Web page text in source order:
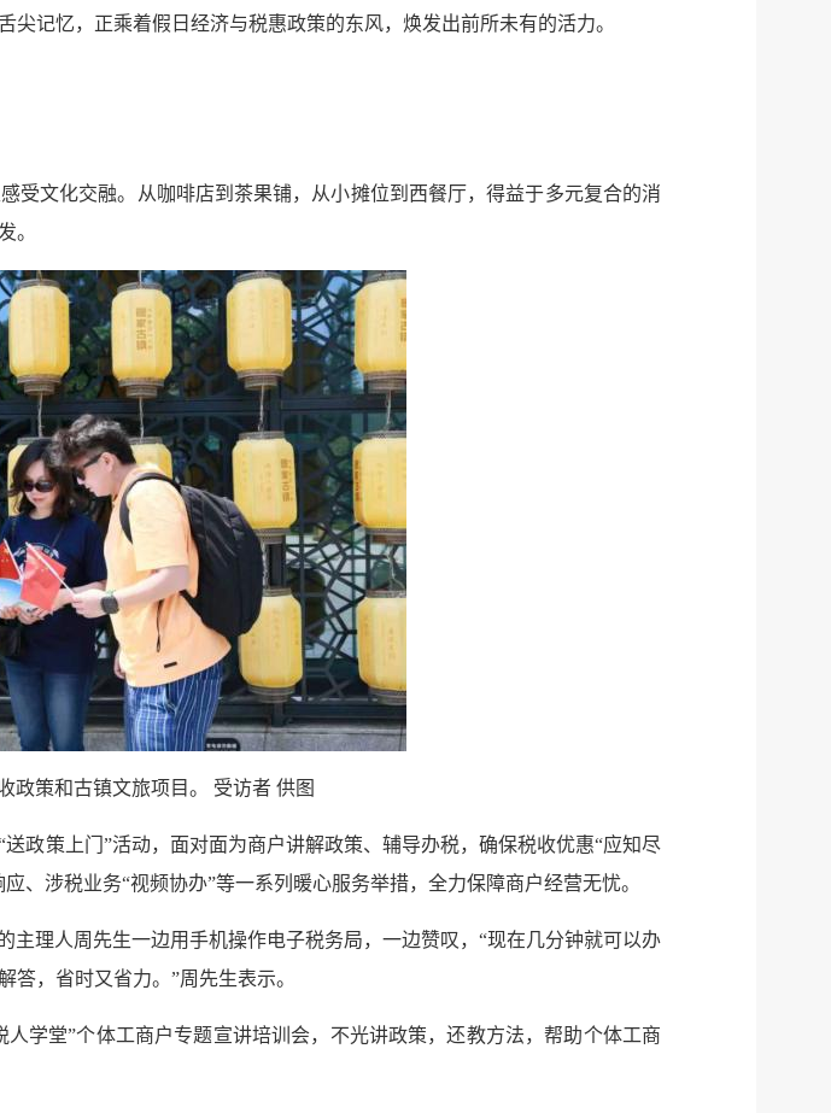
记忆，正乘着假日经济与税惠政策的东风，焕发出前所未有的活力。
受文化交融。从咖啡店到茶果铺，从小摊位到西餐厅，得益于多元复合的消
。
政策和古镇文旅项目。 受访者 供图
政策上门”活动，面对面为商户讲解政策、辅导办税，确保税收优惠“应知尽
、涉税业务“视频协办”等一系列暖心服务举措，全力保障商户经营无忧。
主理人周先生一边用手机操作电子税务局，一边赞叹，“现在几分钟就可以办
，省时又省力。”周先生表示。
学堂”个体工商户专题宣讲培训会，不光讲政策，还教方法，帮助个体工商